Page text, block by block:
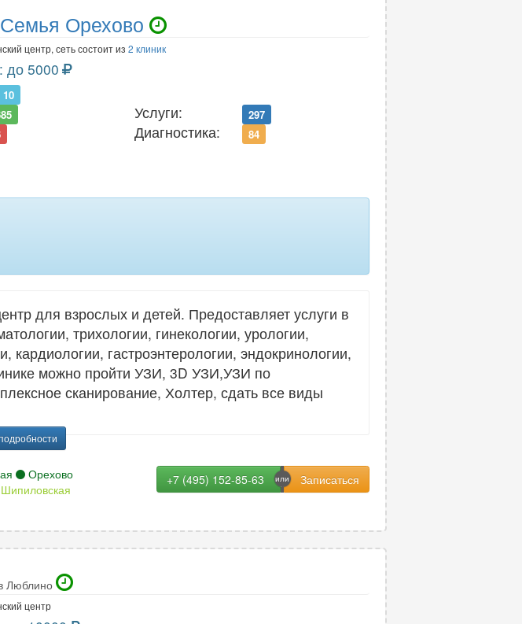
Орехово
центр, сеть состоит из 2 клиник
до 5000
Услуги: 297
Диагностика: 84
для взрослых и детей. Предоставляет услуги в
трихологии, гинекологии, урологии,
гастроэнтерологии, эндокринологии,
можно пройти УЗИ, 3D УЗИ,УЗИ по
сканирование, Холтер, сдать все виды
Орехово
Шипиловская
+7 (495) 152-85-63
Люблино
центр